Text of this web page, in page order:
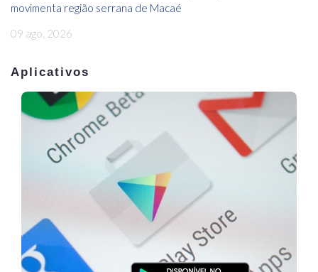
movimenta região serrana de Macaé
09 ago, 2026
Aplicativos